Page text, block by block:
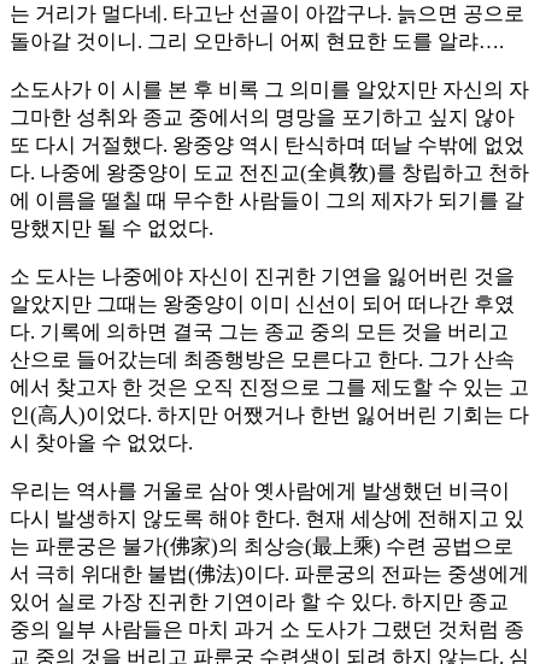
는 거리가 멀다네. 타고난 선골이 아깝구나. 늙으면 공으로
돌아갈 것이니. 그리 오만하니 어찌 현묘한 도를 알랴….
소도사가 이 시를 본 후 비록 그 의미를 알았지만 자신의 자
그마한 성취와 종교 중에서의 명망을 포기하고 싶지 않아
또 다시 거절했다. 왕중양 역시 탄식하며 떠날 수밖에 없었
다. 나중에 왕중양이 도교 전진교(全眞敎)를 창립하고 천하
에 이름을 떨칠 때 무수한 사람들이 그의 제자가 되기를 갈
망했지만 될 수 없었다.
소 도사는 나중에야 자신이 진귀한 기연을 잃어버린 것을
알았지만 그때는 왕중양이 이미 신선이 되어 떠나간 후였
다. 기록에 의하면 결국 그는 종교 중의 모든 것을 버리고
산으로 들어갔는데 최종행방은 모른다고 한다. 그가 산속
에서 찾고자 한 것은 오직 진정으로 그를 제도할 수 있는 고
인(高人)이었다. 하지만 어쨌거나 한번 잃어버린 기회는 다
시 찾아올 수 없었다.
우리는 역사를 거울로 삼아 옛사람에게 발생했던 비극이
다시 발생하지 않도록 해야 한다. 현재 세상에 전해지고 있
는 파룬궁은 불가(佛家)의 최상승(最上乘) 수련 공법으로
서 극히 위대한 불법(佛法)이다. 파룬궁의 전파는 중생에게
있어 실로 가장 진귀한 기연이라 할 수 있다. 하지만 종교
중의 일부 사람들은 마치 과거 소 도사가 그랬던 것처럼 종
교 중의 것을 버리고 파룬궁 수련생이 되려 하지 않는다. 심